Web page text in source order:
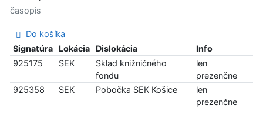
časopis
Do košíka
Signatúra
Lokácia Dislokácia
Info
925175
SEK
Sklad knižničného
fondu
len
prezenčne
925358
SEK Pobočka SEK Košice
len
prezenčne